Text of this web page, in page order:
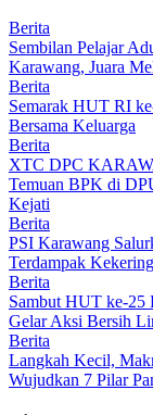
Berita
Sembilan Pelajar
Karawang, Juara
Berita
Semarak HUT RI
Bersama Keluarga
Berita
XTC DPC
Temuan BPK di
Kejati
Berita
PSI Karawang
Terdampak
Berita
Sambut HUT ke-25
Gelar Aksi Bersih
Berita
Langkah Kecil,
Wujudkan 7 Pilar